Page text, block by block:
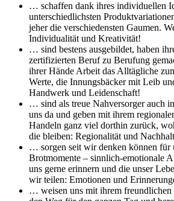
… schaffen dank ihres individuellen
unterschiedlichsten
jeher die verschiedensten Gaumen.
Individualität und Kreativität!
… sind bestens ausgebildet, haben
zertifizierten Beruf zu Berufung
ihrer Hände Arbeit das Alltägliche
Werte, die Innungsbäcker mit Leib
Handwerk und Leidenschaft!
… sind als treue Nahversorger auch
uns da und geben mit ihrem
Handeln ganz viel dorthin zurück,
die bleiben: Regionalität und
… sorgen seit wir denken können für
Brotmomente – sinnlich-emotionale
uns gerne erinnern und die unser
wir teilen: Emotionen und
… weisen uns mit ihrem